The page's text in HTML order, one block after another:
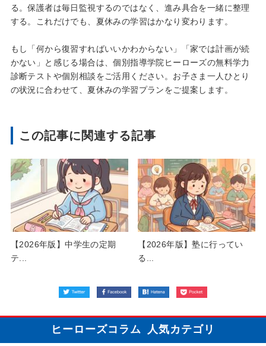
る。保護者は毎日監視するのではなく、進み具合を一緒に整理
する。これだけでも、夏休みの学習はかなり変わります。
もし「何から復習すればいいかわからない」「家では計画が続
かない」と感じる場合は、個別指導学院ヒーローズの無料学力
診断テストや個別相談をご活用ください。お子さま一人ひとり
の状況に合わせて、夏休みの学習プランをご提案します。
この記事に関連する記事
【2026年版】中学生の定期
テ...
【2026年版】塾に行ってい
る...
ヒーローズコラム 人気カテゴリ